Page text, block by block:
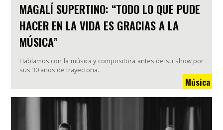
MAGALÍ SUPERTINO: “TODO LO QUE PUDE
HACER EN LA VIDA ES GRACIAS A LA
MÚSICA”
Hablamos con la música y compositora antes de su show por
sus 30 años de trayectoria.
Música